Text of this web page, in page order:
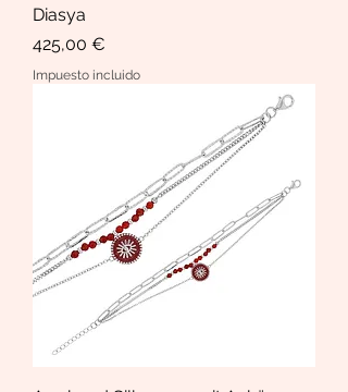
Diasya
Precio
425,00 €
Impuesto incluido